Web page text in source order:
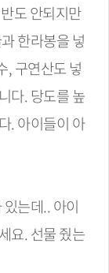
도 안되지만
한라봉을 넣
, 구연산도 넣
다. 당도를 높
. 아이들이 아
있는데.. 아이
요. 선물 줬는